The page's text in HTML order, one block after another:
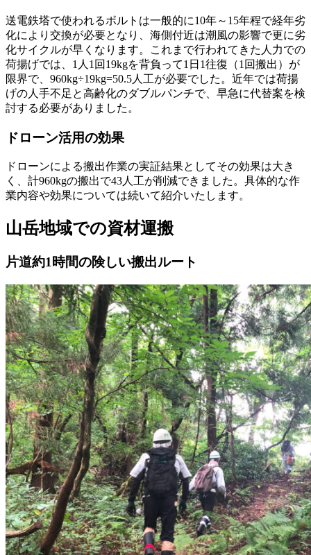
送電鉄塔で使われるボルトは一般的に10年～15年程で経年劣
化により交換が必要となり、海側付近は潮風の影響で更に劣
化サイクルが早くなります。これまで行われてきた人力での
荷揚げでは、1人1回19kgを背負って1日1往復（1回搬出）が
限界で、960kg÷19kg=50.5人工が必要でした。近年では荷揚
げの人手不足と高齢化のダブルパンチで、早急に代替案を検
討する必要がありました。
ドローン活用の効果
ドローンによる搬出作業の実証結果としてその効果は大き
く、計960kgの搬出で43人工が削減できました。具体的な作
業内容や効果については続いて紹介いたします。
山岳地域での資材運搬
片道約1時間の険しい搬出ルート